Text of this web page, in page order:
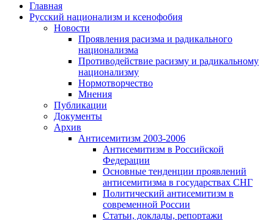
Главная
Русский национализм и ксенофобия
Новости
Проявления расизма и радикального
национализма
Противодействие расизму и радикальному
национализму
Нормотворчество
Мнения
Публикации
Документы
Архив
Антисемитизм 2003-2006
Антисемитизм в Российской
Федерации
Основные тенденции проявлений
антисемитизма в государствах СНГ
Политический антисемитизм в
современной России
Статьи, доклады, репортажи